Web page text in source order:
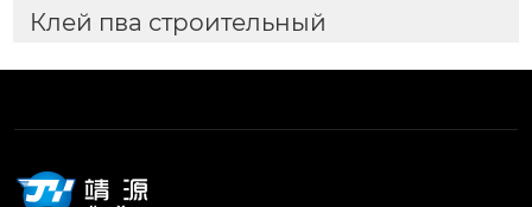
Клей пва строительный